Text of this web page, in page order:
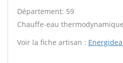
Département: 59
Chauffe-eau
Voir la fiche artisan :